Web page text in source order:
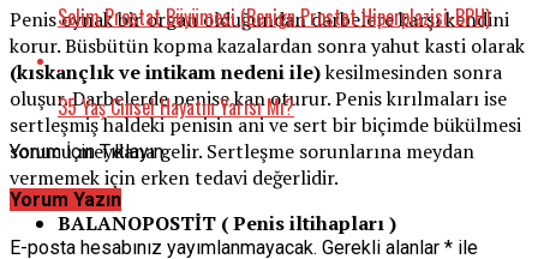
Penis oynak bir organ olduğundan darbelere karşı kendini
korur. Büsbütün kopma kazalardan sonra yahut kasti olarak
(kıskançlık ve intikam nedeni ile)kesilmesinden sonra
oluşur. Darbelerde penise kan oturur. Penis kırılmaları ise
sertleşmiş haldeki penisin ani ve sert bir biçimde bükülmesi
sonucu meydana gelir. Sertleşme sorunlarına meydan
vermemek için erken tedavi değerlidir.
BALANOPOSTİT ( Penis iltihapları )
Selim Prostat Büyümesi (Benign Prostat Hiperplazisi-BPH)
35 Yaş Cinsel Hayatın Yarısı Mı?
Yorum İçin Tıklayın
Yorum Yazın
E-posta hesabınız yayımlanmayacak. Gerekli alanlar * ile